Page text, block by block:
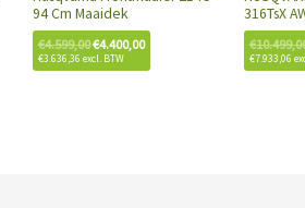
94 Cm Maaidek
€4.599,00€4.400,00
€3.636,36 excl. BTW
316TsX
€
€7.933,06